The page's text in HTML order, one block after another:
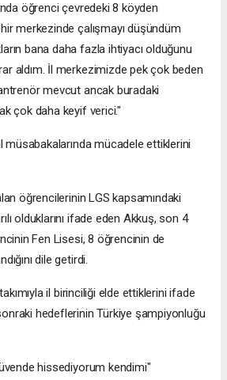
öğrenci çevredeki 8 köyden
merkezinde çalışmayı düşündüm
bana daha fazla ihtiyacı olduğunu
aldım. İl merkezimizde pek çok beden
mevcut ancak buradaki
çok daha keyif verici."
müsabakalarında mücadele ettiklerini
öğrencilerinin LGS kapsamındaki
olduklarını ifade eden Akkuş, son 4
Fen Lisesi, 8 öğrencinin de
dile getirdi.
il birinciliği elde ettiklerini ifade
hedeflerinin Türkiye şampiyonluğu
hissediyorum kendimi"